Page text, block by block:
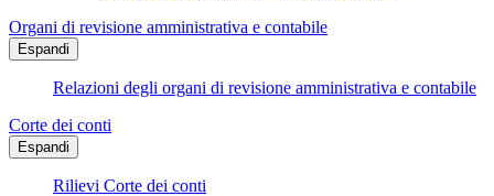
Organi di revisione amministrativa e contabile
Espandi
Relazioni degli organi di revisione amministrativa e contabile
Corte dei conti
Espandi
Rilievi Corte dei conti